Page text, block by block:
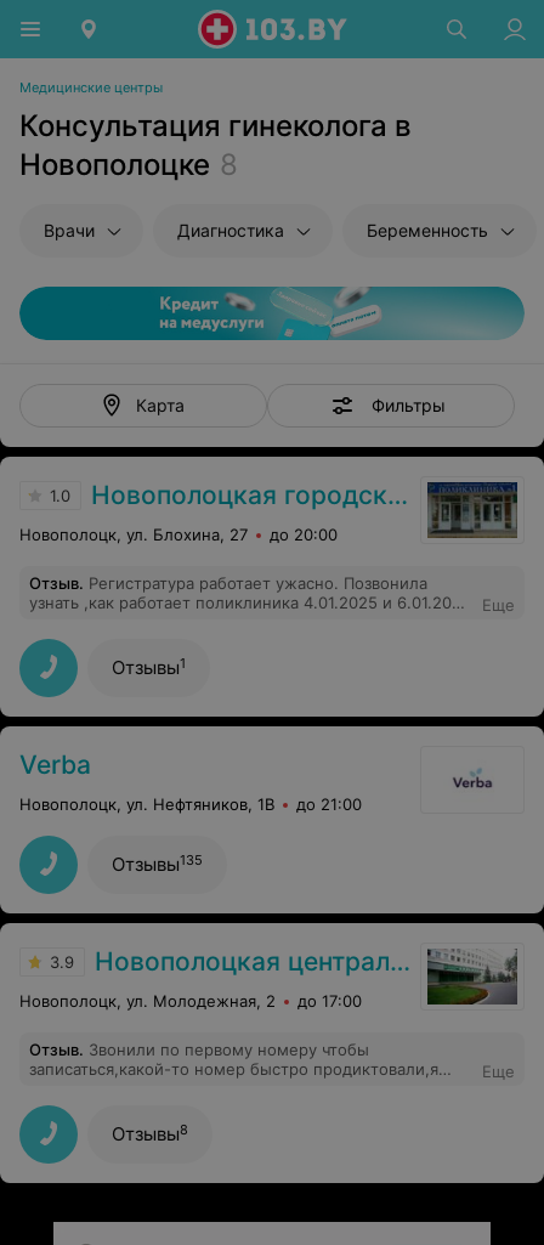
Медицинские центры
Консультация гинеколога в
Новополоцке 8
Врачи Диагностика Беременность
Карта Фильтры
1.0 Новополоцкая городская поликлиника №1
Новополоцк, ул. Блохина, 27 до 20:00
Отзыв. Регистратура работает ужасно. Позвонила
узнать ,как работает поликлиника 4.01.2025 и 6.01.2025
8.01 2025. А оказывается работает.
Еще
Отзывы1
Verba
Новополоцк, ул. Нефтяников, 1В до 21:00
Отзывы135
3.9 Новополоцкая центральная городская больница
Новополоцк, ул. Молодежная, 2 до 17:00
Отзыв. Звонили по первому номеру чтобы
записаться,какой-то номер быстро продиктовали,я
трубку..
Еще
Отзывы8